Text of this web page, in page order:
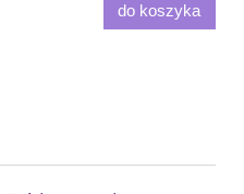
do koszyka